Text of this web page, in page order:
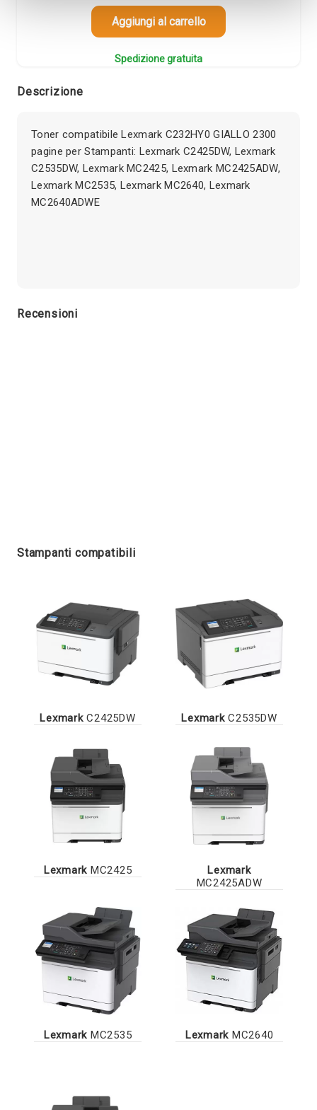
Aggiungi al carrello
Spedizione gratuita
Descrizione
Toner compatibile Lexmark C232HY0 GIALLO 2300
pagine per Stampanti: Lexmark C2425DW, Lexmark
C2535DW, Lexmark MC2425, Lexmark MC2425ADW,
Lexmark MC2535, Lexmark MC2640, Lexmark
MC2640ADWE
Recensioni
Stampanti compatibili
LexmarkC2425DW LexmarkC2535DW
Lexmark MC2425
Lexmark
MC2425ADW
Lexmark MC2535 Lexmark MC2640